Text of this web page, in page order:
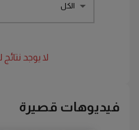
الكل
لا يوجد نتائج لـ
فيديوهات قصيرة